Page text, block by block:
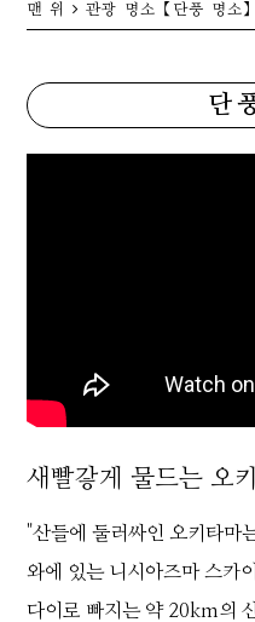
맨 위 관광 명소 【단풍 명소】
단
새빨갛게 물드는 오
"산들에 둘러싸인 오키타마
와에 있는 니시아즈마 스카
다이로 빠지는 약 20km의